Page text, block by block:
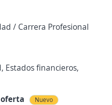
/ Carrera Profesional
Estados financieros,
Nuevo